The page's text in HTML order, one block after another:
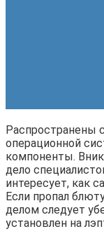
Распространены
операционной
компоненты.
дело
интересует, как
Если пропал
делом следует
установлен на